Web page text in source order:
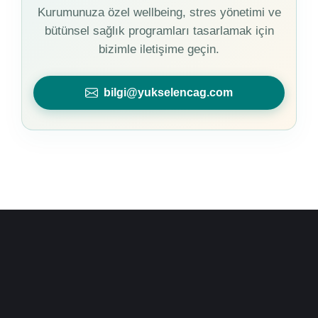
Kurumunuza özel wellbeing, stres yönetimi ve
bütünsel sağlık programları tasarlamak için
bizimle iletişime geçin.
bilgi@yukselencag.com